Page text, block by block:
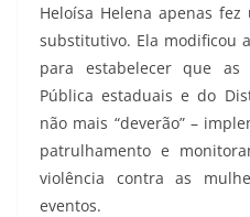
Heloísa Helena apenas
substitutivo. Ela modificou
para estabelecer que as
Pública estaduais e do
não mais “deverão” –
patrulhamento e
violência contra as
eventos.